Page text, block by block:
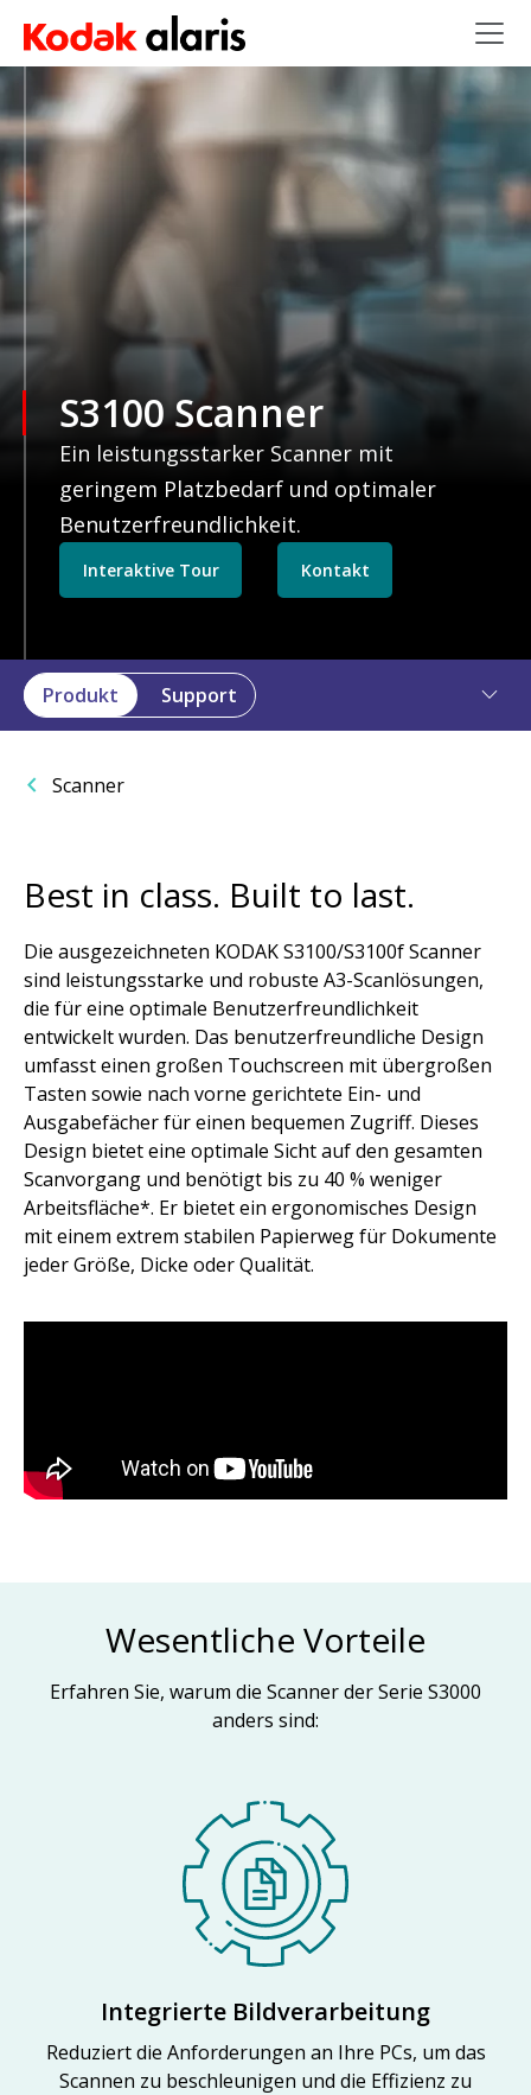
Skip to main content
S3100 Scanner
Ein leistungsstarker Scanner mit
geringem Platzbedarf und optimaler
Benutzerfreundlichkeit.
Interaktive Tour Kontakt
Produkt Support
Scanner
Best in class. Built to last.
Die ausgezeichneten KODAK S3100/S3100f Scanner
sind leistungsstarke und robuste A3-Scanlösungen,
die für eine optimale Benutzerfreundlichkeit
entwickelt wurden. Das benutzerfreundliche Design
umfasst einen großen Touchscreen mit übergroßen
Tasten sowie nach vorne gerichtete Ein- und
Ausgabefächer für einen bequemen Zugriff. Dieses
Design bietet eine optimale Sicht auf den gesamten
Scanvorgang und benötigt bis zu 40 % weniger
Arbeitsfläche*. Er bietet ein ergonomisches Design
mit einem extrem stabilen Papierweg für Dokumente
jeder Größe, Dicke oder Qualität.
Wesentliche Vorteile
Erfahren Sie, warum die Scanner der Serie S3000
anders sind:
Integrierte Bildverarbeitung
Reduziert die Anforderungen an Ihre PCs, um das
Scannen zu beschleunigen und die Effizienz zu